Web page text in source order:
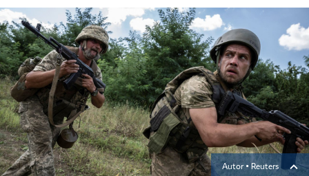
Autor ▪ Reuters